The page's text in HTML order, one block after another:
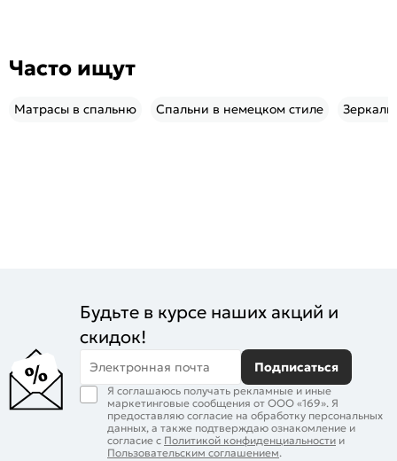
Часто ищут
Матрасы в спальню Спальни в немецком стиле
Будьте в курсе наших акций и
скидок!
Электронная почта Подписаться
Я соглашаюсь получать рекламные и иные
маркетинговые сообщения от ООО «169». Я
предоставляю согласие на обработку персональных
данных, а также подтверждаю ознакомление и
согласие с Политикой конфиденциальности и
Пользовательским соглашением.